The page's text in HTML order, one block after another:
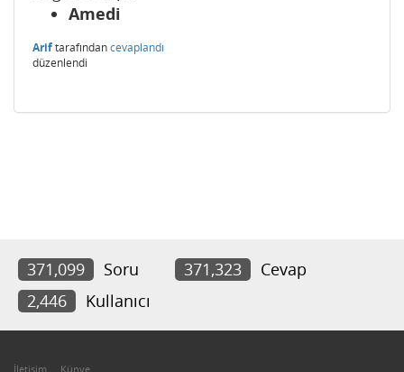
Amedi
Ariftarafındancevaplandı
düzenlendi
371,099 Soru 371,323
Cevap
2,446
Kullanıcı
İletişim Künye